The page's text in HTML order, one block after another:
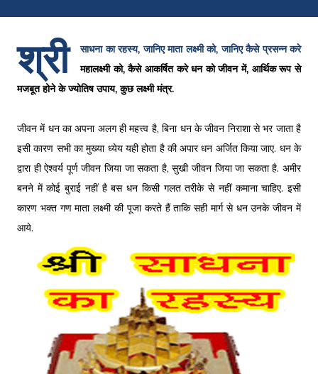
श्री
साधना का रहस्य, जानिए माता लक्ष्मी को, जानिए कैसे प्रसन्न करे
महालक्ष्मी को, कैसे आकर्षित करे धन को जीवन में, आर्थिक रूप से
मजबूत होने के ज्योतिष उपाय, कुछ लक्ष्मी मंत्र.
जीवन में धन का अपना अलग ही महत्त्व है, बिना धन के जीवन निराशा से भर जाता है
इसी कारण सभी का मुख्या ध्येय यही होता है की अपार धन अर्जित किया जाए. धन के
द्वारा ही ऐश्वर्य पूर्ण जीवन जिया जा सकता है, सुखी जीवन जिया जा सकता है. अमीर
बनने में कोई बुराई नहीं है बस धन किसी गलत तरीके से नहीं कमाना चाहिए. इसी
कारण भक्त गण माता लक्ष्मी की पूजा करते हैं ताकि सही मार्ग से धन उनके जीवन में
आये.